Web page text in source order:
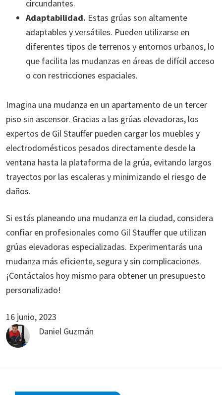
circundantes.
Adaptabilidad. Estas grúas son altamente
adaptables y versátiles. Pueden utilizarse en
diferentes tipos de terrenos y entornos urbanos, lo
que facilita las mudanzas en áreas de difícil acceso
o con restricciones espaciales.
Imagina una mudanza en un apartamento de un tercer
piso sin ascensor. Gracias a las grúas elevadoras, los
expertos de Gil Stauffer pueden cargar los muebles y
electrodomésticos pesados directamente desde la
ventana hasta la plataforma de la grúa, evitando largos
trayectos por las escaleras y minimizando el riesgo de
daños.
Si estás planeando una mudanza en la ciudad, considera
confiar en profesionales como Gil Stauffer que utilizan
grúas elevadoras especializadas. Experimentarás una
mudanza más eficiente, segura y sin complicaciones.
¡Contáctalos hoy mismo para obtener un presupuesto
personalizado!
16 junio, 2023
Daniel Guzmán